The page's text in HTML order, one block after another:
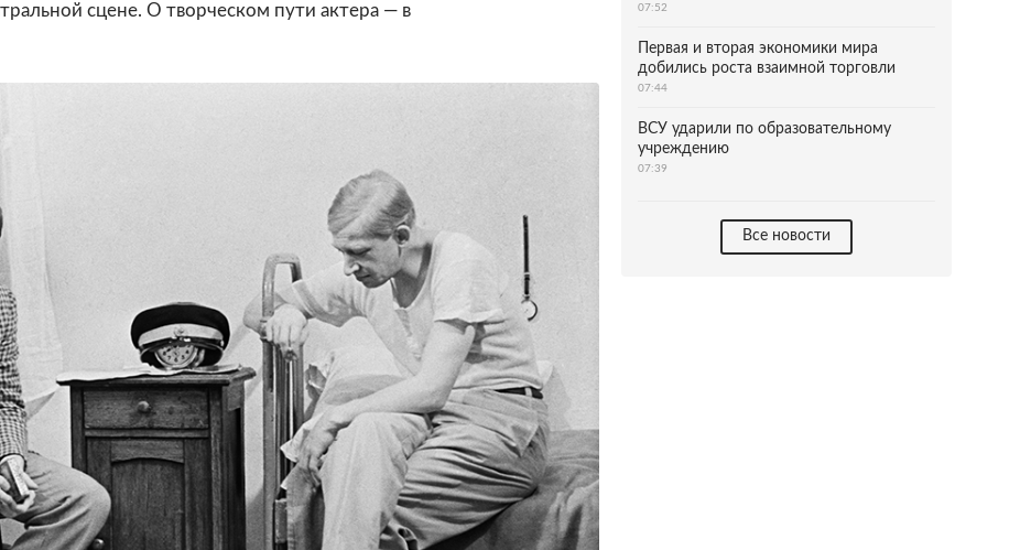
сцене. О творческом пути актера — в
07:52
Первая и вторая экономики мира
добились роста взаимной торговли
07:44
ВСУ ударили по образовательному
учреждению
07:39
Все новости